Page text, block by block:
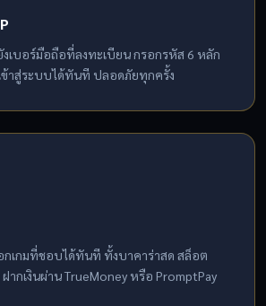
งเบอร์มือถือที่ลงทะเบียน กรอกรหัส 6 หลัก
ข้าสู่ระบบได้ทันที ปลอดภัยทุกครั้ง
อกเกมที่ชอบได้ทันที ทั้งบาคาร่าสด สล็อต
ากเงินผ่าน TrueMoney หรือ PromptPay